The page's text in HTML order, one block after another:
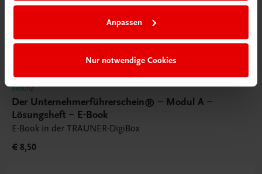
Anpassen
Nur notwendige Cookies
Bildung
Der Unternehmerführerschein® – Modul A –
Lösungsheft – E-Book
E-Book in der TRAUNER-DigiBox
€ 8,50